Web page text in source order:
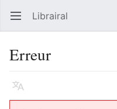
Ouvrir le menu principal Librairal
Erreur
Langue